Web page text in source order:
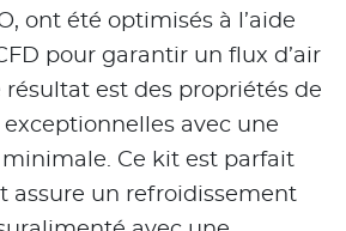
ont été optimisés à l’aide
pour garantir un flux d’air
résultat est des propriétés de
avec une
Ce kit est parfait
assure un refroidissement